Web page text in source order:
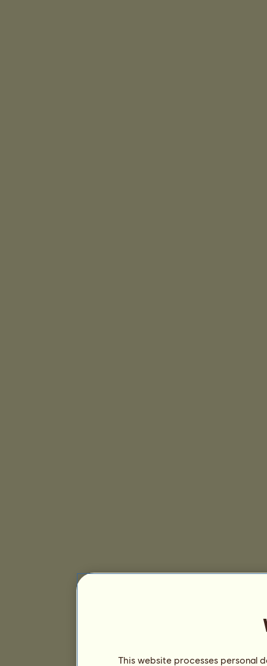
This website processes personal